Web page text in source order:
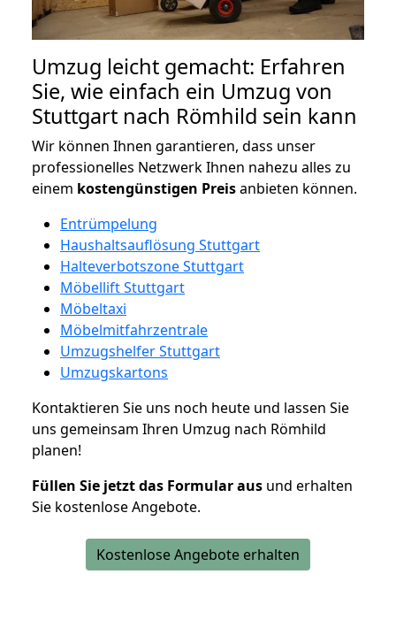
Umzug leicht gemacht: Erfahren
Sie, wie einfach ein Umzug von
Stuttgart nach Römhild sein kann
Wir können Ihnen garantieren, dass unser
professionelles Netzwerk Ihnen nahezu alles zu
einem kostengünstigen Preisanbieten können.
Entrümpelung
Haushaltsauflösung Stuttgart
Halteverbotszone Stuttgart
Möbellift Stuttgart
Möbeltaxi
Möbelmitfahrzentrale
Umzugshelfer Stuttgart
Umzugskartons
Kontaktieren Sie uns noch heute und lassen Sie
uns gemeinsam Ihren Umzug nach Römhild
planen!
Füllen Sie jetzt das Formular aus und erhalten
Sie kostenlose Angebote.
Kostenlose Angebote erhalten